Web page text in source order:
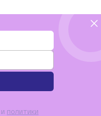
и политики